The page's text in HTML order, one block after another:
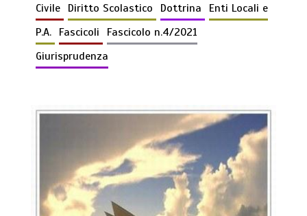
Civile Diritto Scolastico Dottrina
Enti Locali e
P.A. Fascicoli
Fascicolo n.4/2021
Giurisprudenza